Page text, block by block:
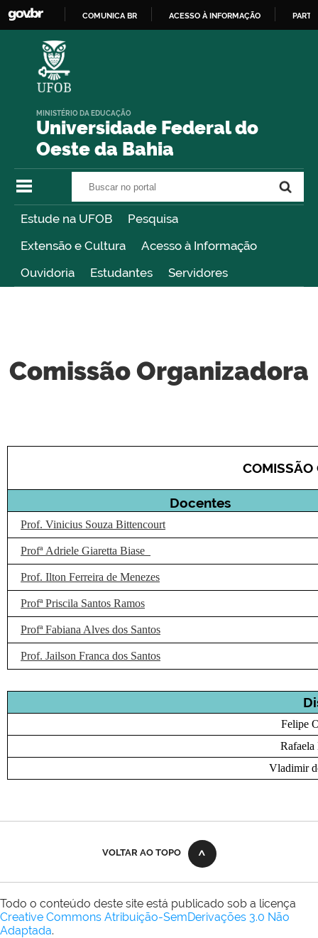
COMUNICA BR ACESSO À INFORMAÇÃO
Universidade Federal do
Oeste da Bahia
MINISTÉRIO DA EDUCAÇÃO
Estude na UFOB
Pesquisa
Extensão e Cultura
Acesso à Informação
Ouvidoria
Estudantes Servidores
Comissão Organizadora
Docentes
Prof. Vinicius Souza Bittencourt
Profª Adriele Giaretta Biase
Prof. Ilton Ferreira de Menezes
Profª Priscila Santos Ramos
Profª Fabiana Alves dos Santos
Prof. Jailson Franca dos Santos
Felipe
Rafaela
Vladimir
VOLTAR AO TOPO
Todo o conteúdo deste site está publicado sob a licença
Creative Commons Atribuição-SemDerivações 3.0 Não
Adaptada.